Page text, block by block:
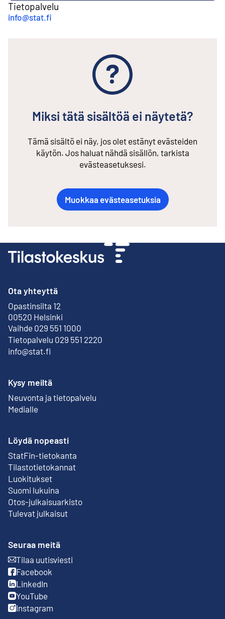
Tietopalvelu
info@stat.fi
Miksi tätä sisältöä ei näytetä?
Tämä sisältö ei näy, jos olet estänyt evästeiden
käytön. Jos haluat nähdä sisällön, tarkista
evästeasetuksesi.
Muokkaa evästeasetuksia
Ota yhteyttä
Opastinsilta 12
00520 Helsinki
Ulkoinen linkki
Vaihde 029 551 1000
Tietopalvelu 029 551 2220
info@stat.fi
Kysy meiltä
Neuvonta ja tietopalvelu
Medialle
Löydä nopeasti
StatFin-tietokanta
Ulkoinen linkki
Tilastotietokannat
Luokitukset
Suomi lukuina
Otos-julkaisuarkisto
Ulkoinen linkki
Tulevat julkaisut
Seuraa meitä
Tilaa uutisviesti
Ulkoinen linkki
Facebook
Ulkoinen linkki
LinkedIn
Ulkoinen linkki
YouTube
Ulkoinen linkki
Instagram
Ulkoinen linkki